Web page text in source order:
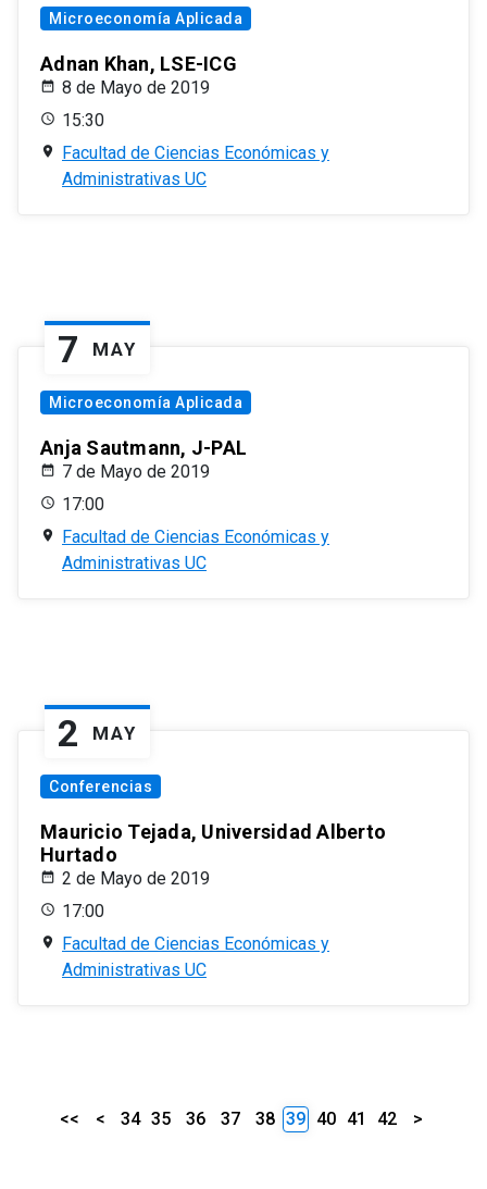
Microeconomía Aplicada
Adnan Khan, LSE-ICG
8 de Mayo de 2019
15:30
Facultad de Ciencias Económicas y
Administrativas UC
7 MAY
Microeconomía Aplicada
Anja Sautmann, J-PAL
7 de Mayo de 2019
17:00
Facultad de Ciencias Económicas y
Administrativas UC
2 MAY
Conferencias
Mauricio Tejada, Universidad Alberto
Hurtado
2 de Mayo de 2019
17:00
Facultad de Ciencias Económicas y
Administrativas UC
<< < 34 35 36 37 38 39 40 41 42 >